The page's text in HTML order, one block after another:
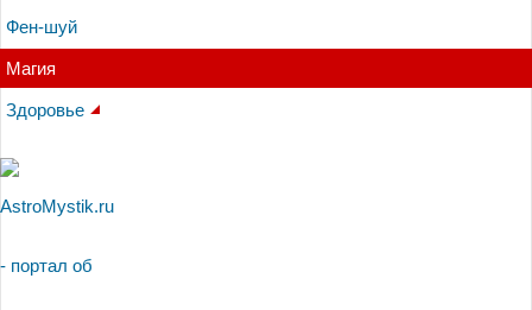
Фен-шуй
Магия
Здоровье